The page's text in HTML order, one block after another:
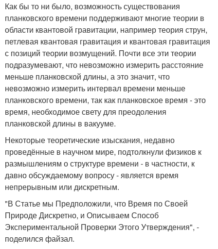
Как бы то ни было, возможность существования
планковского времени поддерживают многие теории в
области квантовой гравитации, например теория струн,
петлевая квантовая гравитация и квантовая гравитация
с позиций теории возмущений. Почти все эти теории
подразумевают, что невозможно измерить расстояние
меньше планковской длины, а это значит, что
невозможно измерить интервал времени меньше
планковского времени, так как планковское время - это
время, необходимое свету для преодоления
планковской длины в вакууме.
Некоторые теоретические изыскания, недавно
проведённые в научном мире, подтолкнули физиков к
размышлениям о структуре времени - в частности, к
давно обсуждаемому вопросу - является время
непрерывным или дискретным.
"В Статье мы Предположили, что Время по Своей
Природе Дискретно, и Описываем Способ
Экспериментальной Проверки Этого Утверждения", -
поделился файзал.